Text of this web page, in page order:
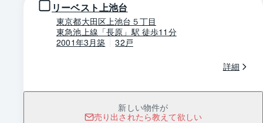
リーベスト上池台
東京都大田区上池台５丁目
東急池上線「長原」駅 徒歩11分
2001年3月築
32戸
詳細
新しい物件が
売り出されたら教えて欲しい